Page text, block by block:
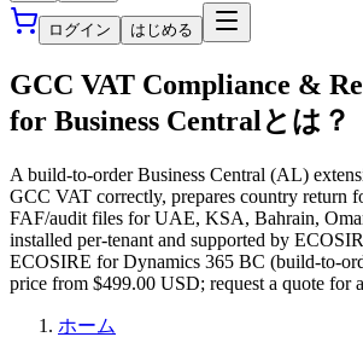
ログイン はじめる
GCC VAT Compliance &
for Business Centralとは？
A build-to-order Business Central (AL)
GCC VAT correctly, prepares country return
FAF/audit files for UAE, KSA, Bahrain,
installed per-tenant and supported by
ECOSIRE for Dynamics 365 BC (build-to-
price from $499.00 USD; request a quote for
ホーム